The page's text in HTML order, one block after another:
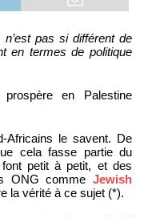
n’est pas si différent de
en termes de politique
en Palestine
Africains le savent. De
cela fasse partie du
font petit à petit, et des
ONG comme Jewish
la vérité à ce sujet (*).